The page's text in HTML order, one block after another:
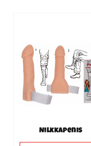
Nilkkapenis